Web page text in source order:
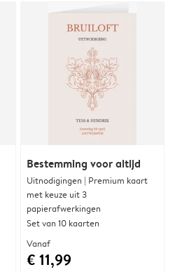
Bestemming voor altijd
Uitnodigingen | Premium kaart
met keuze uit 3
papierafwerkingen
Set van 10 kaarten
Vanaf
€ 11,99